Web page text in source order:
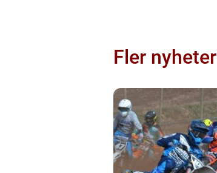
Fler nyheter